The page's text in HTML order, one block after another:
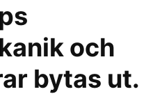
och
bytas ut.